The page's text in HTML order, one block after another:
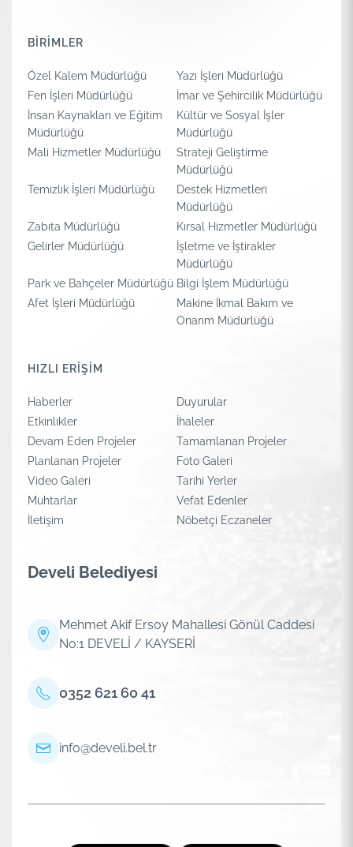
BİRİMLER
Özel Kalem Müdürlüğü
Yazı İşleri Müdürlüğü
Fen İşleri Müdürlüğü
İmar ve Şehircilik Müdürlüğü
İnsan Kaynakları ve Eğitim
Müdürlüğü
Kültür ve Sosyal İşler
Müdürlüğü
Mali Hizmetler Müdürlüğü
Strateji Geliştirme
Müdürlüğü
Temizlik İşleri Müdürlüğü
Destek Hizmetleri
Müdürlüğü
Zabıta Müdürlüğü
Kırsal Hizmetler Müdürlüğü
Gelirler Müdürlüğü
İşletme ve İştirakler
Müdürlüğü
Park ve Bahçeler Müdürlüğü Bilgi İşlem Müdürlüğü
Afet İşleri Müdürlüğü
Makine İkmal Bakım ve
Onarım Müdürlüğü
HIZLI ERİŞİM
Haberler
Duyurular
Etkinlikler
İhaleler
Devam Eden Projeler
Tamamlanan Projeler
Planlanan Projeler
Foto Galeri
Video Galeri
Tarihi Yerler
Muhtarlar
Vefat Edenler
İletişim
Nöbetçi Eczaneler
Develi Belediyesi
Mehmet Akif Ersoy Mahallesi Gönül Caddesi
No:1 DEVELİ / KAYSERİ
0352 621 60 41
info@develi.bel.tr